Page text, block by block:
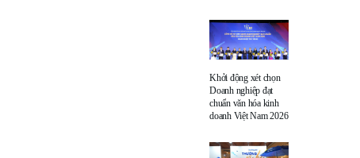
Khởi động xét chọn
Doanh nghiệp đạt
chuẩn văn hóa kinh
doanh Việt Nam 2026